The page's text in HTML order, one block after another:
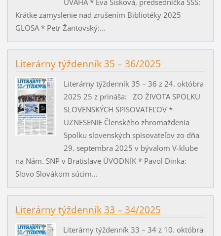
Krátke zamyslenie nad zrušením Bibliotéky 2025
GLOSA * Petr Žantovský:...
Literárny týždenník 35 – 36/2025
Literárny týždenník 35 – 36 z 24. októbra
2025 25 z prináša: ZO ŽIVOTA SPOLKU
SLOVENSKÝCH SPISOVATEĽOV *
UZNESENIE Členského zhromaždenia
Spolku slovenských spisovateľov zo dňa
29. septembra 2025 v bývalom V-klube
na Nám. SNP v Bratislave ÚVODNÍK * Pavol Dinka:
Slovo Slovákom súcim...
Literárny týždenník 33 – 34/2025
Literárny týždenník 33 – 34 z 10. októbra